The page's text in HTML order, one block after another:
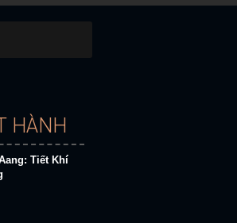
HÀNH
Tiết Khí